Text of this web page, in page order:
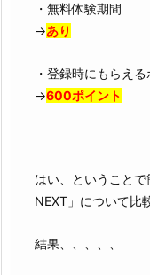
・無料体験期間
→あり
・登録時にもらえる
→600ポイント
はい、ということ
NEXT」について比
結果、、、、、